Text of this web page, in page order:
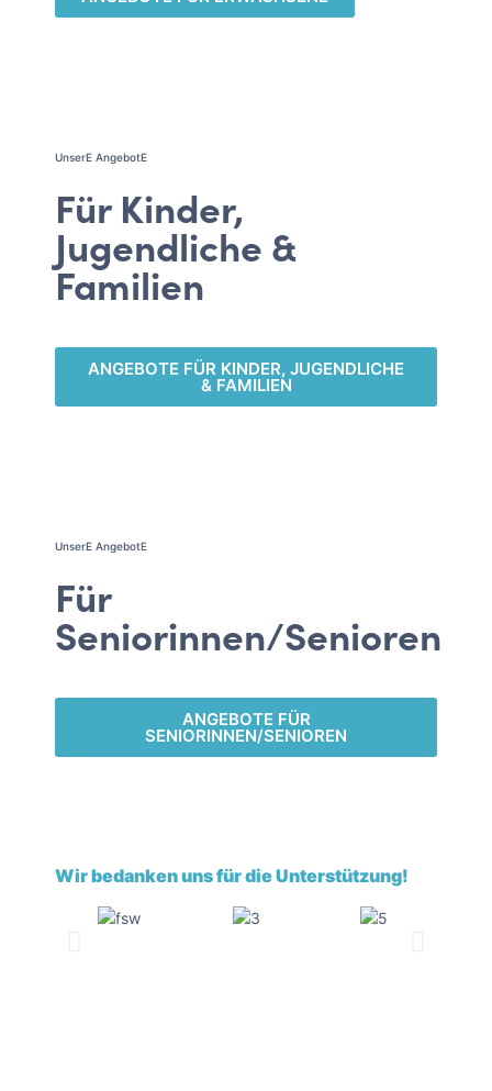
UnserE AngebotE
Für Kinder,
Jugendliche &
Familien
ANGEBOTE FÜR KINDER, JUGENDLICHE
& FAMILIEN
UnserE AngebotE
Für
Seniorinnen/Senioren
ANGEBOTE FÜR
SENIORINNEN/SENIOREN
Wir bedanken uns für die Unterstützung!